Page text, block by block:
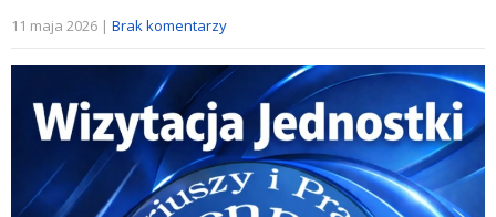
11 maja 2026 | Brak komentarzy